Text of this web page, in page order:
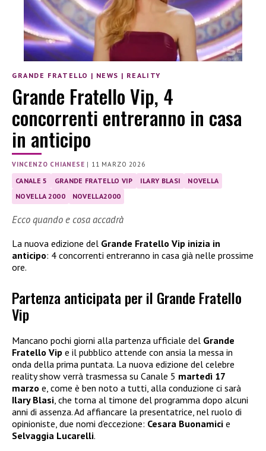
GRANDE FRATELLO | NEWS | REALITY
Grande Fratello Vip, 4
concorrenti entreranno in casa
in anticipo
VINCENZO CHIANESE | 11 MARZO 2026
CANALE 5 GRANDE FRATELLO VIP ILARY BLASI
NOVELLA
NOVELLA 2000
NOVELLA2000
Ecco quando e cosa accadrà
La nuova edizione del Grande Fratello Vip inizia in
anticipo: 4 concorrenti entreranno in casa già nelle prossime
ore.
Partenza anticipata per il Grande Fratello
Vip
Mancano pochi giorni alla partenza ufficiale del Grande
Fratello Vip e il pubblico attende con ansia la messa in
onda della prima puntata. La nuova edizione del celebre
reality show verrà trasmessa su Canale 5 martedì 17
marzo e, come è ben noto a tutti, alla conduzione ci sarà
Ilary Blasi , che torna al timone del programma dopo alcuni
anni di assenza. Ad affiancare la presentatrice, nel ruolo di
opinioniste, due nomi d’eccezione: Cesara Buonamici e
Selvaggia Lucarelli.